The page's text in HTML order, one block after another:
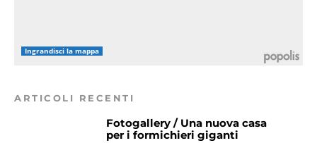
Ingrandisci la mappa
ARTICOLI RECENTI
Fotogallery / Una nuova casa
per i formichieri giganti